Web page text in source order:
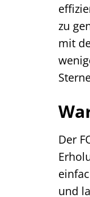
zu
mit
Der
und